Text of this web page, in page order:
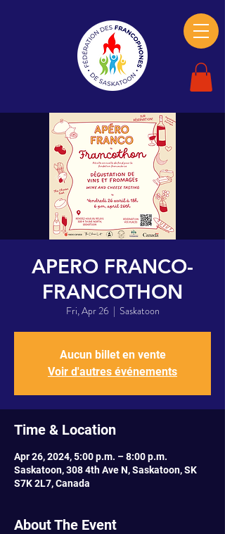
APERO FRANCO-
FRANCOTHON
Fri, Apr 26
  |
Saskatoon
Aucun billet en vente
Voir d'autres événements
Time & Location
Apr 26, 2024, 5:00 p.m. – 8:00 p.m.
Saskatoon, 308 4th Ave N, Saskatoon, SK
S7K 2L7, Canada
About The Event